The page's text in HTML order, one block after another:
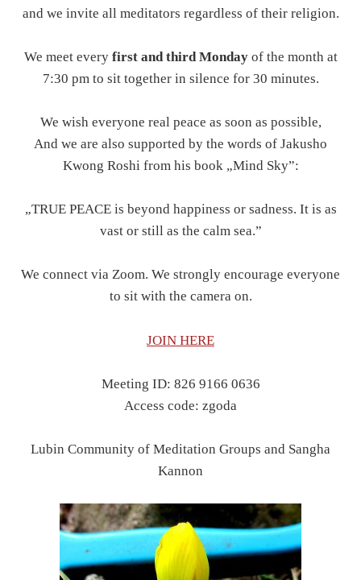
and we invite all meditators regardless of their religion.
We meet everyfirst and third Mondayof the month at
7:30 pm to sit together in silence for 30 minutes.
We wish everyone real peace as soon as possible,
And we are also supported by the words of Jakusho
Kwong Roshi from his book „Mind Sky”:
„TRUE PEACE is beyond happiness or sadness. It is as
vast or still as the calm sea.”
We connect via Zoom. We strongly encourage everyone
to sit with the camera on.
JOIN HERE
Meeting ID: 826 9166 0636
Access code: zgoda
Lubin Community of Meditation Groups and Sangha
Kannon